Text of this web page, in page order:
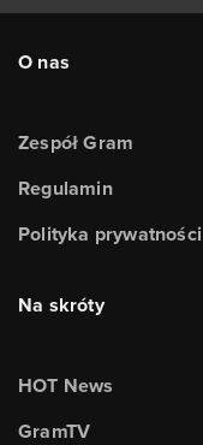
O nas
Zespół Gram
Regulamin
Polityka prywatności
Na skróty
HOT News
GramTV